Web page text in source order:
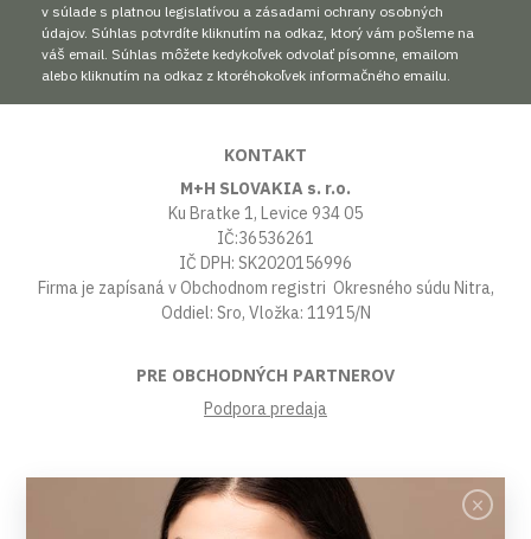
v súlade s platnou legislatívou a zásadami ochrany osobných
údajov. Súhlas potvrdíte kliknutím na odkaz, ktorý vám pošleme na
váš email. Súhlas môžete kedykoľvek odvolať písomne, emailom
alebo kliknutím na odkaz z ktoréhokoľvek informačného emailu.
KONTAKT
M+H SLOVAKIA s. r.o.
Ku Bratke 1, Levice 934 05
IČ:36536261
IČ DPH: SK2020156996
Firma je zapísaná v Obchodnom registri Okresného súdu Nitra,
Oddiel: Sro, Vložka: 11915/N
PRE OBCHODNÝCH PARTNEROV
Podpora predaja
VŠETKO O NÁKUPE
Obchodné podmienky